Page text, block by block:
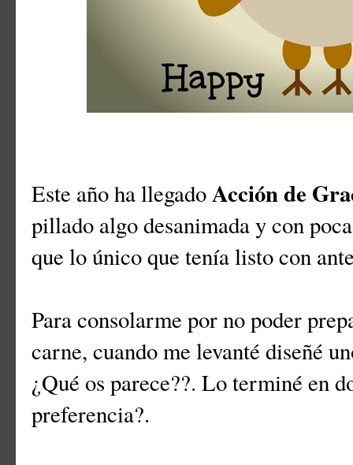
Este año ha llegadoAcción de
pillado algo desanimada y con
que lo único que tenía listo con
Para consolarme por no poder
carne, cuando me levanté diseñé
¿Qué os parece??. Lo terminé en
preferencia?.